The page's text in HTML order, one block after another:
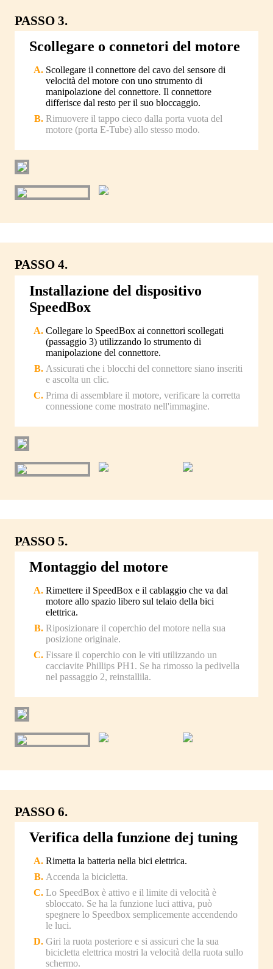
PASSO 3.
Scollegare o connetori del motore
Scollegare il connettore del cavo del sensore di
velocità del motore con uno strumento di
manipolazione del connettore. Il connettore
differisce dal resto per il suo bloccaggio.
Rimuovere il tappo cieco dalla porta vuota del
motore (porta E-Tube) allo stesso modo.
PASSO 4.
Installazione del dispositivo
SpeedBox
Collegare lo SpeedBox ai connettori scollegati
(passaggio 3) utilizzando lo strumento di
manipolazione del connettore.
Assicurati che i blocchi del connettore siano inseriti
e ascolta un clic.
Prima di assemblare il motore, verificare la corretta
connessione come mostrato nell'immagine.
PASSO 5.
Montaggio del motore
Rimettere il SpeedBox e il cablaggio che va dal
motore allo spazio libero sul telaio della bici
elettrica.
Riposizionare il coperchio del motore nella sua
posizione originale.
Fissare il coperchio con le viti utilizzando un
cacciavite Phillips PH1. Se ha rimosso la pedivella
nel passaggio 2, reinstallila.
PASSO 6.
Verifica della funzione dej tuning
Rimetta la batteria nella bici elettrica.
Accenda la bicicletta.
Lo SpeedBox è attivo e il limite di velocità è
sbloccato. Se ha la funzione luci attiva, può
spegnere lo Speedbox semplicemente accendendo
le luci.
Giri la ruota posteriore e si assicuri che la sua
bicicletta elettrica mostri la velocità della ruota sullo
schermo.